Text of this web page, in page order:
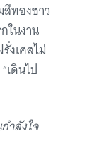
ทองชาว
ในงาน
งเศสไม่
เดินไป
ำลังใจ